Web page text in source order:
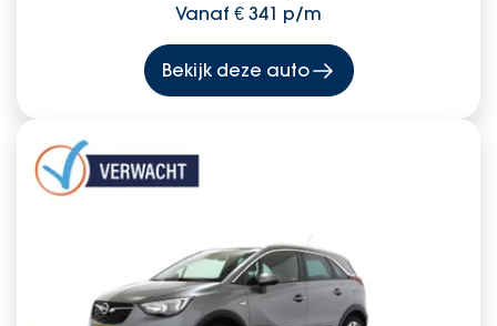
Vanaf € 341 p/m
Bekijk deze auto